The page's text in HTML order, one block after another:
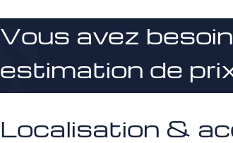
Vous avez
estimation de
Localisation &